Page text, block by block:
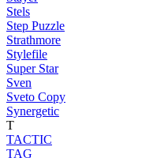
Stels
Step Puzzle
Strathmore
Stylefile
Super Star
Sven
Sveto Copy
Synergetic
T
TACTIC
TAG